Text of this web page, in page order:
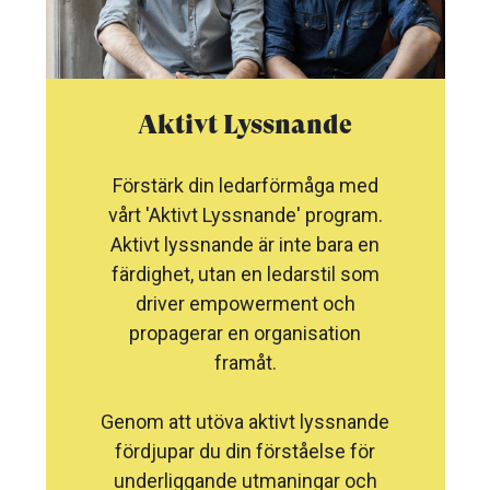
Aktivt Lyssnande
Förstärk din ledarförmåga med
vårt 'Aktivt Lyssnande' program.
Aktivt lyssnande är inte bara en
färdighet, utan en ledarstil som
driver empowerment och
propagerar en organisation
framåt.
Genom att utöva aktivt lyssnande
fördjupar du din förståelse för
underliggande utmaningar och